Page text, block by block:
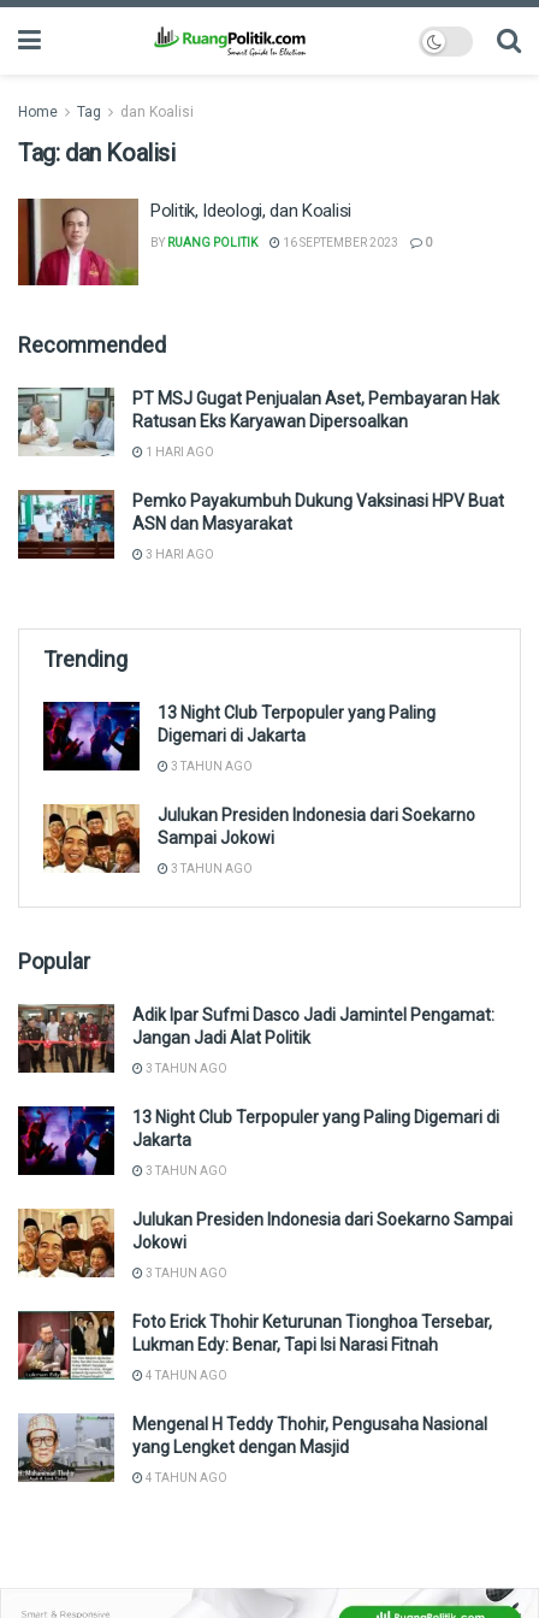
Home Tag dan Koalisi
Tag: dan Koalisi
Politik, Ideologi, dan Koalisi
BY RUANG POLITIK 16 SEPTEMBER 2023 0
Recommended
PT MSJ Gugat Penjualan Aset, Pembayaran Hak
Ratusan Eks Karyawan Dipersoalkan
1 HARI AGO
Pemko Payakumbuh Dukung Vaksinasi HPV Buat
ASN dan Masyarakat
3 HARI AGO
Trending
13 Night Club Terpopuler yang Paling
Digemari di Jakarta
3 TAHUN AGO
Julukan Presiden Indonesia dari Soekarno
Sampai Jokowi
3 TAHUN AGO
Popular
Adik Ipar Sufmi Dasco Jadi Jamintel Pengamat:
Jangan Jadi Alat Politik
3 TAHUN AGO
13 Night Club Terpopuler yang Paling Digemari di
Jakarta
3 TAHUN AGO
Julukan Presiden Indonesia dari Soekarno Sampai
Jokowi
3 TAHUN AGO
Foto Erick Thohir Keturunan Tionghoa Tersebar,
Lukman Edy: Benar, Tapi Isi Narasi Fitnah
4 TAHUN AGO
Mengenal H Teddy Thohir, Pengusaha Nasional
yang Lengket dengan Masjid
4 TAHUN AGO